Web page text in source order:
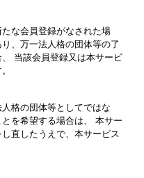
な会員登録がなされた場
、万一法人格の団体等の了
当該会員登録又は本サービ
格の団体等としてではな
を希望する場合は、 本サー
直したうえで、本サービス